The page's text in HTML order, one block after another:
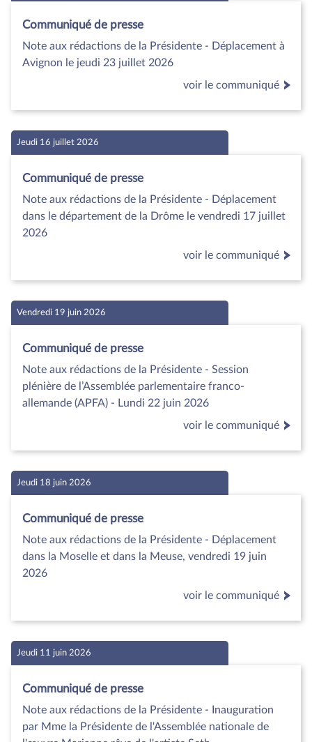
Communiqué de presse
Note aux rédactions de la Présidente - Déplacement à
Avignon le jeudi 23 juillet 2026
voir le communiqué
Jeudi 16 juillet 2026
Communiqué de presse
Note aux rédactions de la Présidente - Déplacement
dans le département de la Drôme le vendredi 17 juillet
2026
voir le communiqué
Vendredi 19 juin 2026
Communiqué de presse
Note aux rédactions de la Présidente - Session
plénière de l’Assemblée parlementaire franco-
allemande (APFA) - Lundi 22 juin 2026
voir le communiqué
Jeudi 18 juin 2026
Communiqué de presse
Note aux rédactions de la Présidente - Déplacement
dans la Moselle et dans la Meuse, vendredi 19 juin
2026
voir le communiqué
Jeudi 11 juin 2026
Communiqué de presse
Note aux rédactions de la Présidente - Inauguration
par Mme la Présidente de l'Assemblée nationale de